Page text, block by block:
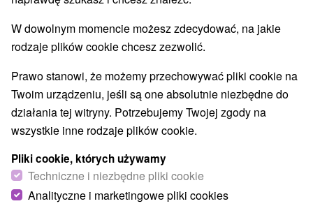
Planetarium i obserwatorium(2) Aquaparki, baseny(5)
Kościoły drewniane(1) Wodospady(2)
Zabytki techniki Atrakcje dla dzieci (12)
Ogrody botaniczne Muzea i galerie
Atrakcje turystyczne (15)
Králiky Žiar nad Hronom (1)
W dowolnym momencie możesz zdecydować, na jakie
rodzaje plików cookie chcesz zezwolić.
Prawo stanowi, że możemy przechowywać pliki cookie na
Twoim urządzeniu, jeśli są one absolutnie niezbędne do
działania tej witryny. Potrzebujemy Twojej zgody na
wszystkie inne rodzaje plików cookie.
Pliki cookie, których używamy
Techniczne i niezbędne pliki cookie
Analityczne i marketingowe pliki cookies